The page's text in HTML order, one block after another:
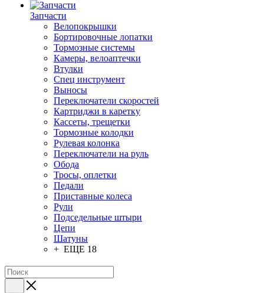
Запчасти
Велопокрышки
Бортировочные лопатки
Тормозные системы
Камеры, велоаптечки
Втулки
Спец инструмент
Выносы
Переключатели скоростей
Картриджи в каретку
Кассеты, трещетки
Тормозные колодки
Рулевая колонка
Переключатели на руль
Обода
Тросы, оплетки
Педали
Приставные колеса
Рули
Подседельные штыри
Цепи
Шатуны
+ ЕЩЕ 18